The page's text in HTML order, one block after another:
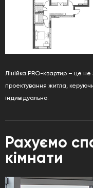
Лінійка PRO-квартир – це
проектування житла,
індивідуально.
Рахуємо
кімнати